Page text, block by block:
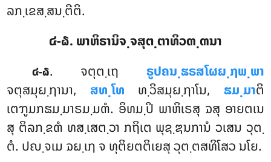
ລກ຺ເຂສ຺ສນ຺ຕີຕິ.
໔-໖. ພາຫິຣານິຈ຺ຈສຸຕ຺ຕາທິວຓ຺ຓນາ
໔-໖. ຈຕຸຕ຺ເຖ ຣູປຄນ຺ຘຣສໂຜຏ຺ຐພ຺ພາ
ຈຕຸສມຸຏ຺ຐານາ,ສທ຺ໂທ ທ຺ວິສມຸຏ຺ຐາໂນ, ຘມ຺ມາຕິ
ເຕຠູມກຘມ຺ມາຣມ຺ມຓໍ. ອິທມ຺ປິ ພາຫິເຣສຸ ຉສຸ ອາຍຕເນ
ສຸ ຕິລກ຺ຂຓໍ ທສ຺ເສຕ຺ວາ ກຖິເຕ ພຸຊ຺ຌນການໍ ວເສນ ວຸຕ຺
ຕໍ. ປຎ຺ຈເມ ຉຏ຺ເຐ ຈ ທຸຕິຍຕຕິເຍສຸ ວຸຕ຺ຕສທິໂສວ ນໂຍ.